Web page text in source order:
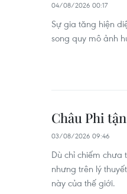
04/08/2026 00:17
Sự gia tăng hiện
song quy mô ảnh
Châu Phi
03/08/2026 09:46
Dù chỉ chiếm
nhưng trên lý
này của thế giới.